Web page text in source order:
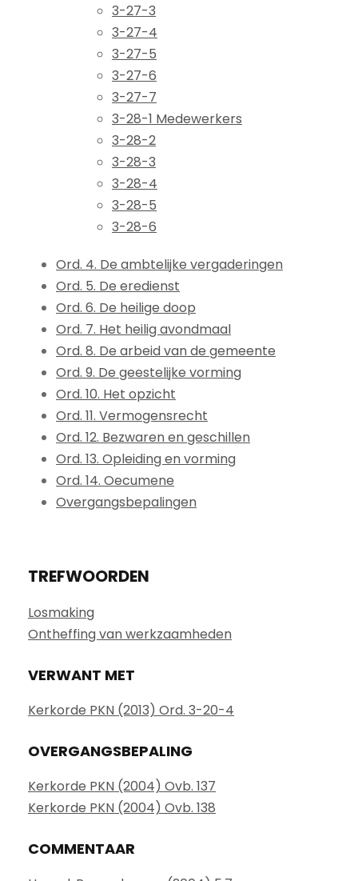
3-27-3
3-27-4
3-27-5
3-27-6
3-27-7
3-28-1 Medewerkers
3-28-2
3-28-3
3-28-4
3-28-5
3-28-6
Ord. 4. De ambtelijke vergaderingen
Ord. 5. De eredienst
Ord. 6. De heilige doop
Ord. 7. Het heilig avondmaal
Ord. 8. De arbeid van de gemeente
Ord. 9. De geestelijke vorming
Ord. 10. Het opzicht
Ord. 11. Vermogensrecht
Ord. 12. Bezwaren en geschillen
Ord. 13. Opleiding en vorming
Ord. 14. Oecumene
Overgangsbepalingen
TREFWOORDEN
Losmaking
Ontheffing van werkzaamheden
VERWANT MET
Kerkorde PKN (2013) Ord. 3-20-4
OVERGANGSBEPALING
Kerkorde PKN (2004) Ovb. 137
Kerkorde PKN (2004) Ovb. 138
COMMENTAAR